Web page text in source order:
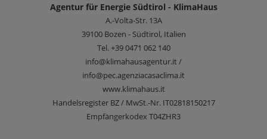
Agentur für Energie Südtirol - KlimaHaus
A.-Volta-Str. 13A
39100 Bozen - Südtirol, Italien
Tel.+39 0471 062 140
info@klimahausagentur.it /
info@pec.agenziacasaclima.it
www.klimahaus.it
Handelsregister BZ / MwSt.-Nr. IT02818150217
Empfängerkodex T04ZHR3